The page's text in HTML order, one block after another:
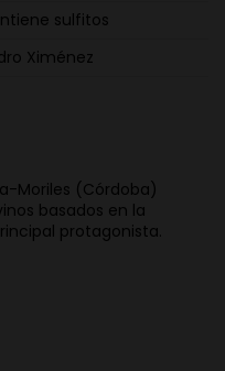
sulfitos
Ximénez
Moriles (Córdoba)
basados en la
protagonista.